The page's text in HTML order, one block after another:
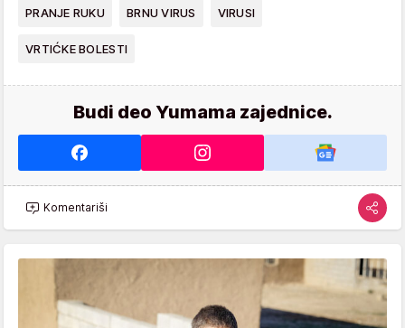
PRANJE RUKU BRNU VIRUS VIRUSI
VRTIĆKE BOLESTI
Budi deo Yumama zajednice.
Komentariši